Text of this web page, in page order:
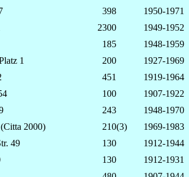
398 1950-1971
2300 1949-1952
185
1948-1959
1 200 1927-1969
451 1919-1964
100
1907-1922
243 1948-1970
2000) 210(3)
1969-1983
49 130
1912-1944
130
1912-1931